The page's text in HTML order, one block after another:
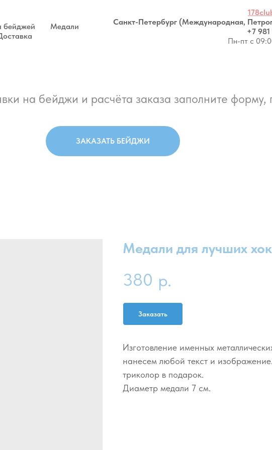
Медали
Санкт-Петербург (Международная,
+7
Пн-пт с
на бейджи и расчёта заказа заполните форму,
ЗАКАЗАТЬ БЕЙДЖИ
Медали для лучших
380 р.
Заказать
Изготовление именных
нанесем любой текст и
триколор в подарок.
Диаметр медали 7 см.